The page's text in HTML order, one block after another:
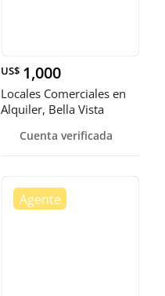
US$ 1,000
Locales Comerciales en
Alquiler, Bella Vista
Cuenta verificada